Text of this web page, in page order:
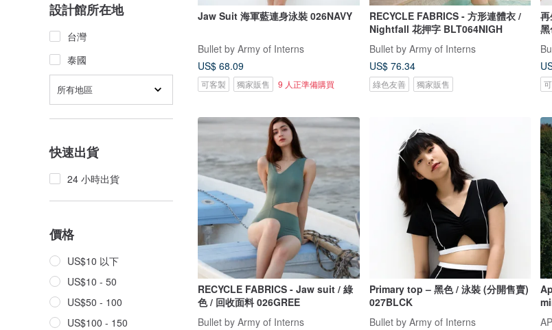
設計館所在地
台灣
泰國
所有地區
快速出貨
24 小時出貨
價格
US$10 以下
US$10 - 50
US$50 - 100
US$100 - 150
Jaw Suit 海軍藍連身泳裝 026NAVY
Bullet by Army of Interns
US$ 68.09
可客製 獨家販售 9 人正準備購買
RECYCLE FABRICS - 方形連體衣 /
Nightfall 花押字 BLT064NIGH
Bullet by Army of Interns
US$ 76.34
綠色友善 獨家販售
RECYCLE FABRICS - Jaw suit / 綠
色 / 回收面料 026GREE
Bullet by Army of Interns
Primary top – 黑色 / 泳裝 (分開售賣)
027BLCK
Bullet by Army of Interns